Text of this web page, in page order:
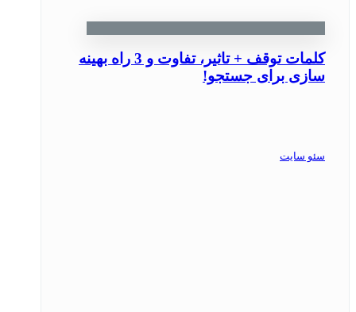
کلمات توقف + تاثیر، تفاوت و 3 راه بهینه
سازی برای جستجو!
سئو سایت